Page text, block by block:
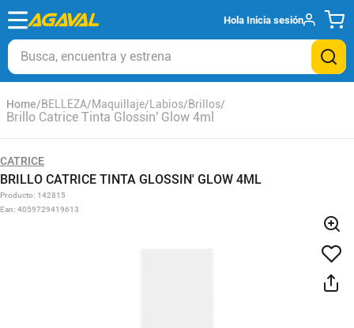
Hola Inicia sesión
Busca, encuentra y estrena
BELLEZA Maquillaje Labios Brillos
Brillo Catrice Tinta Glossin' Glow 4ml
CATRICE
BRILLO CATRICE TINTA GLOSSIN' GLOW 4ML
Producto: 142815
Ean: 4059729419613